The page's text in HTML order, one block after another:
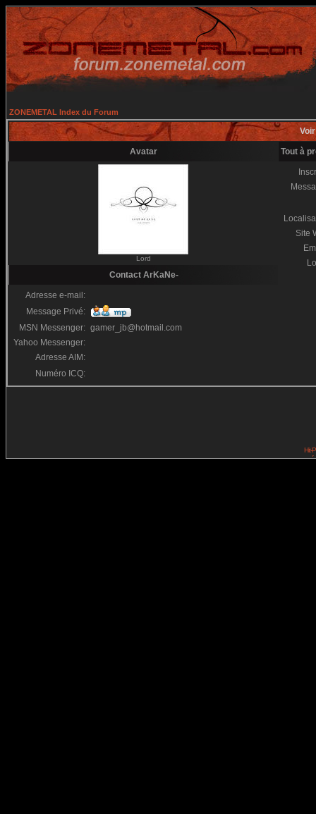
ZONEMETAL Index du Forum
Avatar Tout à
Lord
Site
Contact ArKaNe-
Adresse e-mail:
Message Privé:
MSN Messenger: gamer_jb@hotmail.com
Yahoo Messenger:
Adresse AIM:
Numéro ICQ: